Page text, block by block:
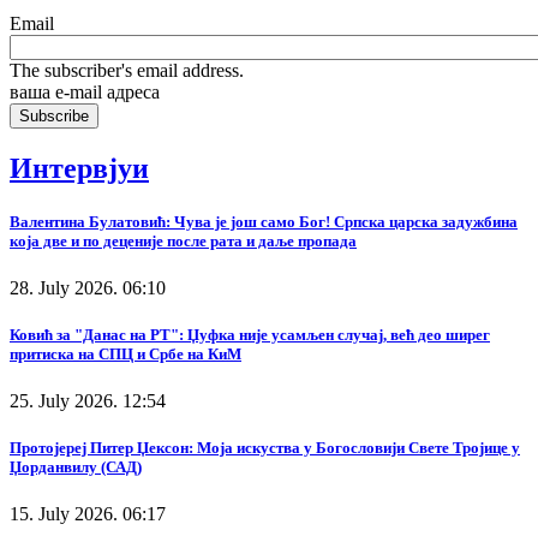
Email
The subscriber's email address.
ваша е-mail адреса
Интервјуи
Валентина Булатовић: Чува је још само Бог! Српска царска задужбина
која две и по деценије после рата и даље пропада
28. July 2026. 06:10
Ковић за "Данас на РТ": Џуфка није усамљен случај, већ део ширег
притиска на СПЦ и Србе на КиМ
25. July 2026. 12:54
Протојереј Питер Џексон: Моја искуства у Богословији Свете Тројице у
Џорданвилу (САД)
15. July 2026. 06:17